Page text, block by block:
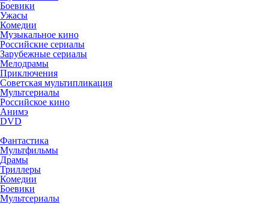
Боевики
Ужасы
Комедии
Музыкальное кино
Российские сериалы
Зарубежные сериалы
Мелодрамы
Приключения
Советская мультипликация
Мультсериалы
Российское кино
Анимэ
DVD
Фантастика
Мультфильмы
Драмы
Триллеры
Комедии
Боевики
Мультсериалы